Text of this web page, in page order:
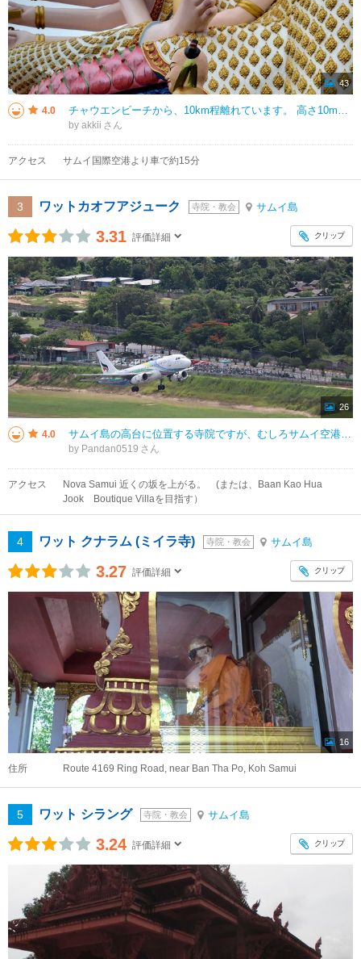
43
4.0 チャウエンビーチから、10km程離れています。 高さ10mを超える「千手観音様」と「布袋様」が見どころです。 ビッグブッダへも歩いて10分位ですが、こちらは学校近くで観光色も少なくて、じっくり観光したい方へお勧めです。
by akkii
アクセス サムイ国際空港より車で約15分
3 ワットカオフアジューク 寺院・教会 サムイ島
3.31 評価詳細 クリップ
26
4.0 サムイ島の高台に位置する寺院ですが、むしろサムイ空港が一望できるスポットとしてのほうが有名かもしれません。滑走路を見下ろすアングルになりますので、なかなか普段は撮影できない写真が撮れます。かなり急坂を登った先なので、徒歩は
by Pandan0519
アクセス
Nova Samui 近くの坂を上がる。 (または、Baan Kao Hua
Jook Boutique Villaを目指す）
4 ワット クナラム (ミイラ寺) 寺院・教会 サムイ島
3.27 評価詳細 クリップ
16
住所 Route 4169 Ring Road, near Ban Tha Po, Koh Samui
5 ワット シラング 寺院・教会 サムイ島
3.24 評価詳細 クリップ